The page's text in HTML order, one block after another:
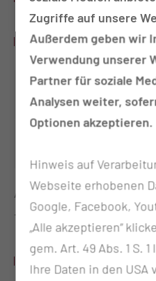
SPRECHSTUNDEN
Montag
09:30 -
Mittwoch
08:30 -
Akutsprechstunde: Mo:
– 08.30 Uhr
LEISTUNGSSPEKTRUM
Zugriffe auf unsere
Außerdem geben wir
Verwendung unserer
Partner für soziale
Analysen weiter,
Optionen akzeptieren.
Hinweis auf
Webseite erhobenen
Google, Facebook,
„Alle akzeptieren“
gem. Art. 49 Abs. 1 S. 1
Ihre Daten in den